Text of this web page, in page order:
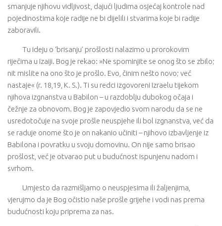
smanjuje njihovu vidljivost, dajući ljudima osjećaj kontrole nad
pojedinostima koje radije ne bi dijelili i stvarima koje bi radije
zaboravili.
Tu ideju o ‘brisanju’ prošlosti nalazimo u prorokovim
riječima u Izaiji. Bog je rekao: »Ne spominjite se onog što se zbilo;
nit mislite na ono što je prošlo. Evo, činim nešto novo; već
nastaje« (r. 18,19, K. S.). Ti su redci izgovoreni Izraelu tijekom
njihova izgnanstva u Babilon – u razdoblju dubokog očaja i
čežnje za obnovom. Bog je zapovjedio svom narodu da se ne
usredotočuje na svoje prošle neuspjehe ili bol izgnanstva, već da
se raduje onome što je on nakanio učiniti – njihovo izbavljenje iz
Babilona i povratku u svoju domovinu. On nije samo brisao
prošlost, već je otvarao put u budućnost ispunjenu nadom i
svrhom.
Umjesto da razmišljamo o neuspjesima ili žaljenjima,
vjerujmo da je Bog očistio naše prošle grijehe i vodi nas prema
budućnosti koju priprema za nas.